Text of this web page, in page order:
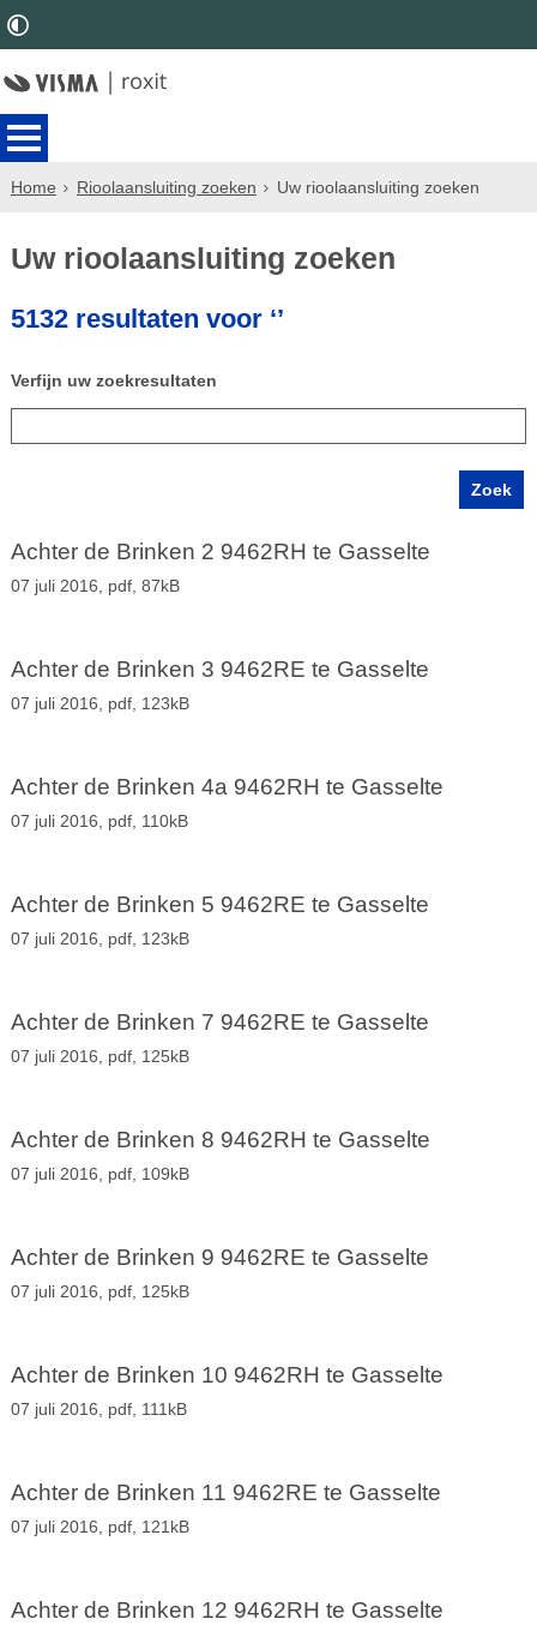
Home Rioolaansluiting zoeken Uw rioolaansluiting zoeken
Uw rioolaansluiting zoeken
5132 resultaten voor ‘’
Verfijn uw zoekresultaten
Achter de Brinken 2 9462RH te Gasselte
07 juli 2016, pdf, 87kB
Achter de Brinken 3 9462RE te Gasselte
07 juli 2016, pdf, 123kB
Achter de Brinken 4a 9462RH te Gasselte
07 juli 2016, pdf, 110kB
Achter de Brinken 5 9462RE te Gasselte
07 juli 2016, pdf, 123kB
Achter de Brinken 7 9462RE te Gasselte
07 juli 2016, pdf, 125kB
Achter de Brinken 8 9462RH te Gasselte
07 juli 2016, pdf, 109kB
Achter de Brinken 9 9462RE te Gasselte
07 juli 2016, pdf, 125kB
Achter de Brinken 10 9462RH te Gasselte
07 juli 2016, pdf, 111kB
Achter de Brinken 11 9462RE te Gasselte
07 juli 2016, pdf, 121kB
Achter de Brinken 12 9462RH te Gasselte